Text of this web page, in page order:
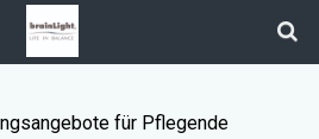
für Pflegende